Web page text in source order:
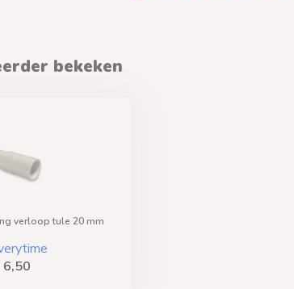
bekeken
verloop tule 20 mm
6,50